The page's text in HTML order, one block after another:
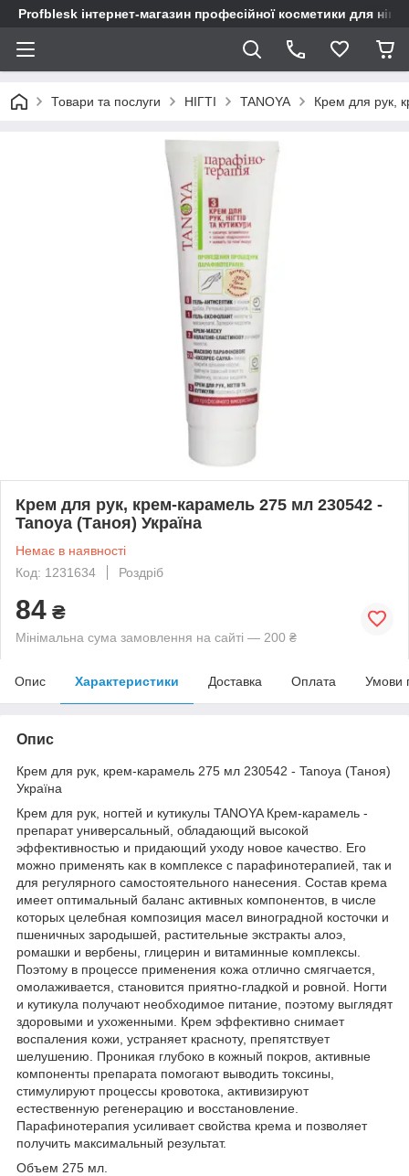
Profblesk інтернет-магазин професійної косметики для
Товари та послуги НІГТІ TANOYA Крем для рук,
Крем для рук, крем-карамель 275 мл 230542 -
Tanoya (Таноя) Україна
Немає в наявності
Код: 1231634
Роздріб
84 ₴
Мінімальна сума замовлення на сайті — 200 ₴
Опис Характеристики Доставка Оплата Умови
Опис
Крем для рук, крем-карамель 275 мл 230542 - Tanoya (Таноя)
Україна
Крем для рук, ногтей и кутикулы TANOYA Крем-карамель -
препарат универсальный, обладающий высокой
эффективностью и придающий уходу новое качество. Его
можно применять как в комплексе с парафинотерапией, так и
для регулярного самостоятельного нанесения. Состав крема
имеет оптимальный баланс активных компонентов, в числе
которых целебная композиция масел виноградной косточки и
пшеничных зародышей, растительные экстракты алоэ,
ромашки и вербены, глицерин и витаминные комплексы.
Поэтому в процессе применения кожа отлично смягчается,
омолаживается, становится приятно-гладкой и ровной. Ногти
и кутикула получают необходимое питание, поэтому выглядят
здоровыми и ухоженными. Крем эффективно снимает
воспаления кожи, устраняет красноту, препятствует
шелушению. Проникая глубоко в кожный покров, активные
компоненты препарата помогают выводить токсины,
стимулируют процессы кровотока, активизируют
естественную регенерацию и восстановление.
Парафинотерапия усиливает свойства крема и позволяет
получить максимальный результат.
Объем 275 мл.